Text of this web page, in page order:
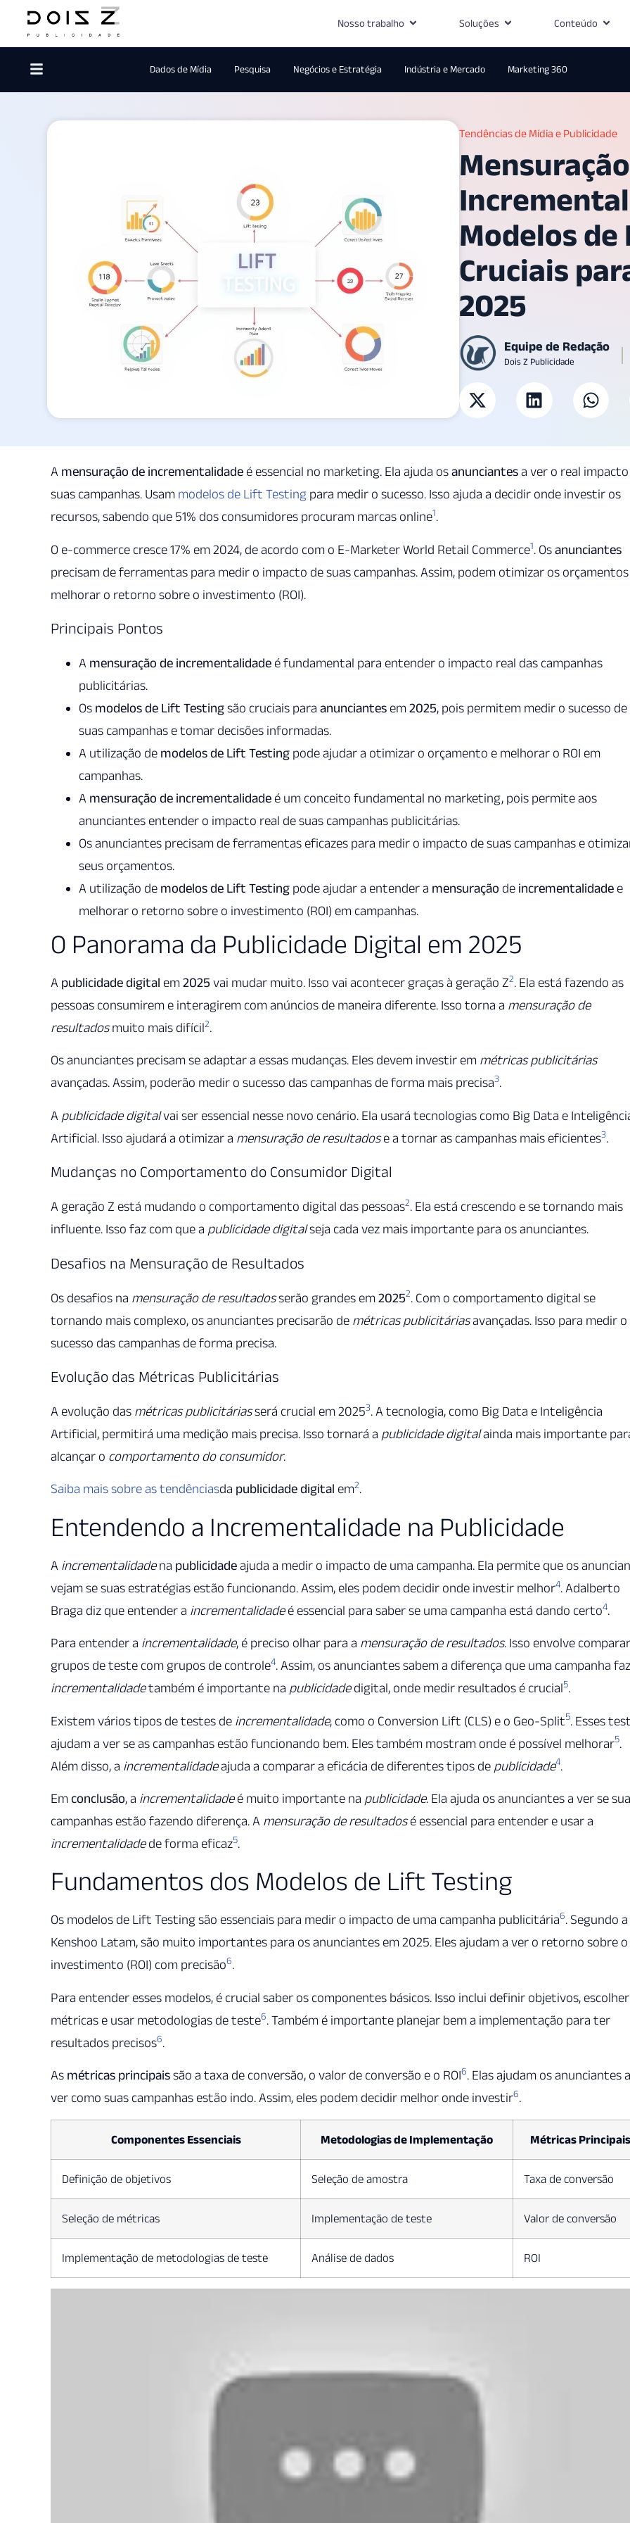
Nosso trabalho Soluções Conteúdo
Dados de Mídia Pesquisa Negócios e Estratégia Indústria e Mercado Marketing 360
Tendências de Mídia e Publicidade
Modelos de
Cruciais
2025
Equipe de Redação
Dois Z Publicidade
A mensuração de incrementalidade é essencial no marketing. Ela ajuda osanunciantesa ver o real
suas campanhas. Usam modelos de Lift Testing para medir o sucesso. Isso ajuda a decidir onde investir os
recursos, sabendo que 51% dos consumidores procuram marcas online1.
O e-commerce cresce 17% em 2024, de acordo com o E-Marketer World Retail Commerce1. Osanunciantes
precisam de ferramentas para medir o impacto de suas campanhas. Assim, podem otimizar os
melhorar o retorno sobre o investimento (ROI).
Principais Pontos
A mensuração de incrementalidade é fundamental para entender o impacto real das campanhas
publicitárias.
Os modelos de Lift Testingsão cruciais para anunciantes em2025, pois permitem medir o sucesso de
suas campanhas e tomar decisões informadas.
A utilização de modelos de Lift Testing pode ajudar a otimizar o orçamento e melhorar o ROI em
campanhas.
A mensuração de incrementalidade é um conceito fundamental no marketing, pois permite aos
anunciantes entender o impacto real de suas campanhas publicitárias.
Os anunciantes precisam de ferramentas eficazes para medir o impacto de suas campanhas e
seus orçamentos.
A utilização de modelos de Lift Testing pode ajudar a entender a mensuração de incrementalidade e
melhorar o retorno sobre o investimento (ROI) em campanhas.
O Panorama da Publicidade Digital em 2025
A publicidade digital em2025 vai mudar muito. Isso vai acontecer graças à geração Z2. Ela está fazendo as
pessoas consumirem e interagirem com anúncios de maneira diferente. Isso torna a mensuração de
resultadosmuito mais difícil2.
Os anunciantes precisam se adaptar a essas mudanças. Eles devem investir em métricas publicitárias
avançadas. Assim, poderão medir o sucesso das campanhas de forma mais precisa3.
A publicidade digitalvai ser essencial nesse novo cenário. Ela usará tecnologias como Big Data e
Artificial. Isso ajudará a otimizar a mensuração de resultadose a tornar as campanhas mais eficientes3.
Mudanças no Comportamento do Consumidor Digital
A geração Z está mudando o comportamento digital das pessoas2. Ela está crescendo e se tornando mais
influente. Isso faz com que a publicidade digitalseja cada vez mais importante para os anunciantes.
Desafios na Mensuração de Resultados
Os desafios na mensuração de resultadosserão grandes em20252. Com o comportamento digital se
tornando mais complexo, os anunciantes precisarão de métricas publicitáriasavançadas. Isso para medir o
sucesso das campanhas de forma precisa.
Evolução das Métricas Publicitárias
A evolução das métricas publicitáriasserá crucial em 20253. A tecnologia, como Big Data e Inteligência
Artificial, permitirá uma medição mais precisa. Isso tornará a publicidade digitalainda mais importante
alcançar o comportamento do consumidor.
Saiba mais sobre as tendênciasda publicidade digital em2.
Entendendo a Incrementalidade na Publicidade
A incrementalidadena publicidadeajuda a medir o impacto de uma campanha. Ela permite que os
vejam se suas estratégias estão funcionando. Assim, eles podem decidir onde investir melhor4. Adalberto
Braga diz que entender a incrementalidadeé essencial para saber se uma campanha está dando certo4.
Para entender a incrementalidade, é preciso olhar para a mensuração de resultados. Isso envolve comparar
grupos de teste com grupos de controle4. Assim, os anunciantes sabem a diferença que uma campanha faz
incrementalidadetambém é importante na publicidadedigital, onde medir resultados é crucial5.
Existem vários tipos de testes de incrementalidade, como o Conversion Lift (CLS) e o Geo-Split5. Esses
ajudam a ver se as campanhas estão funcionando bem. Eles também mostram onde é possível melhorar5.
Além disso, a incrementalidadeajuda a comparar a eficácia de diferentes tipos de publicidade4.
Emconclusão, a incrementalidadeé muito importante na publicidade. Ela ajuda os anunciantes a ver se
campanhas estão fazendo diferença. A mensuração de resultadosé essencial para entender e usar a
incrementalidadede forma eficaz5.
Fundamentos dos Modelos de Lift Testing
Os modelos de Lift Testing são essenciais para medir o impacto de uma campanha publicitária6. Segundo a
Kenshoo Latam, são muito importantes para os anunciantes em 2025. Eles ajudam a ver o retorno sobre o
investimento (ROI) com precisão6.
Para entender esses modelos, é crucial saber os componentes básicos. Isso inclui definir objetivos, escolher
métricas e usar metodologias de teste6. Também é importante planejar bem a implementação para ter
resultados precisos6.
As métricas principaissão a taxa de conversão, o valor de conversão e o ROI6. Elas ajudam os anunciantes a
ver como suas campanhas estão indo. Assim, eles podem decidir melhor onde investir6.
Componentes Essenciais Metodologias de Implementação Métricas Principais
Definição de objetivos Seleção de amostra Taxa de conversão
Seleção de métricas Implementação de teste Valor de conversão
Implementação de metodologias de teste Análise de dados ROI